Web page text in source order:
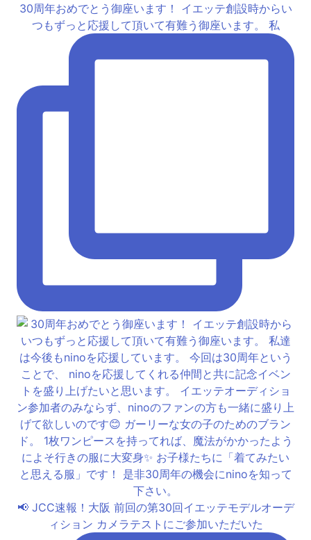
30周年おめでとう御座います！ イエッテ創設時からい
つもずっと応援して頂いて有難う御座います。 私
📢 JCC速報！大阪 前回の第30回イエッテモデルオーデ
ィション カメラテストにご参加いただいた